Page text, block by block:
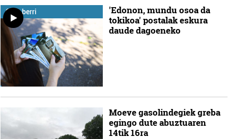
Gure berri
'Edonon, mundu osoa da
tokikoa' postalak eskura
daude dagoeneko
Moeve gasolindegiek greba
egingo dute abuztuaren
14tik 16ra